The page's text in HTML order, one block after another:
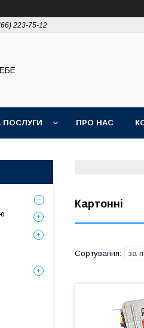
223-75-12
ПОСЛУГИ ПРО НАС
Картонні